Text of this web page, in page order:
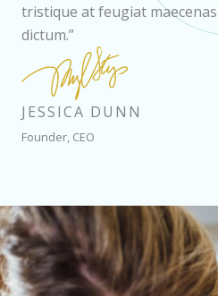
JESSICA DUNN
Founder, CEO
tristique at feugiat
dictum.”